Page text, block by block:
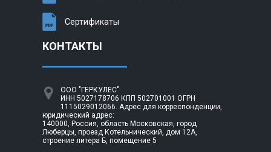
Сертификаты
КОНТАКТЫ
ООО "ГЕРКУЛЕС"
ИНН 5027178706 КПП 502701001 ОГРН
1115029012066. Адрес для корреспонденции,
юридический адрес:
140000, Россия, область Московская, город
Люберцы, проезд Котельнический, дом 12А,
строение литера Б, помещение 5